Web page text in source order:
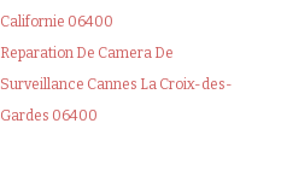
Californie 06400
Reparation De Camera De
Surveillance Cannes La Croix-des-
Gardes 06400